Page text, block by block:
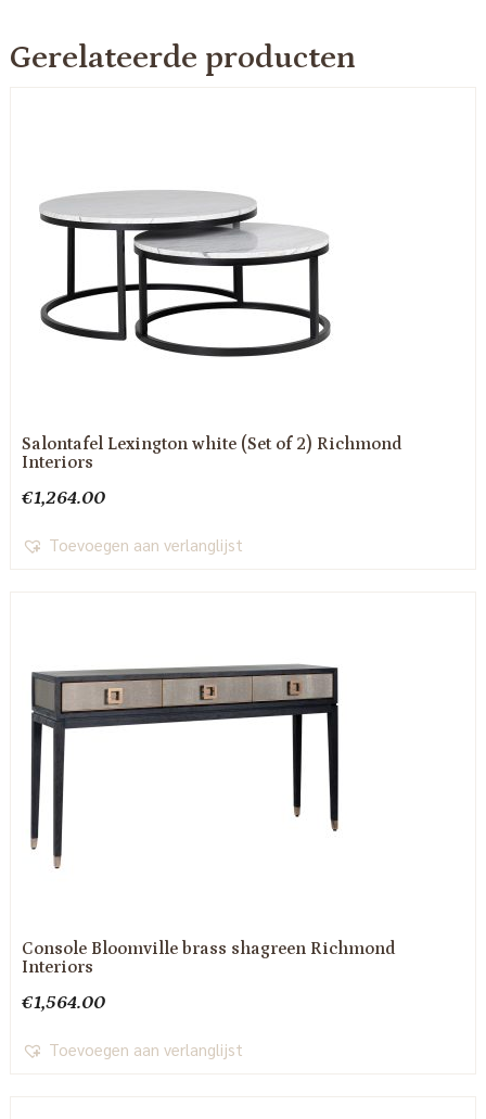
Gerelateerde producten
Salontafel Lexington white (Set of 2) Richmond
Interiors
€1,264.00
Toevoegen aan verlanglijst
Console Bloomville brass shagreen Richmond
Interiors
€1,564.00
Toevoegen aan verlanglijst